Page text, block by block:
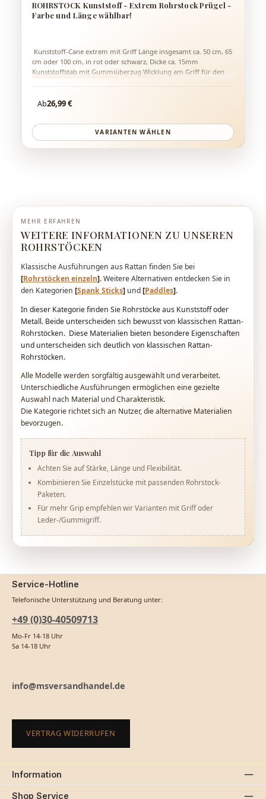
ROHRSTOCK Kunststoff - Extrem Rohrstock Prügel -
Farbe und Länge wählbar!
Kunststoff-Cane extrem mit Griff Länge insgesamt ca. 50 cm, 65
cm oder 100 cm, in rot oder schwarz, Dicke ca. 15mm
Kunststoffstab mit Gummiüberzug Wicklung am Griff für den
tut weh...natürlich je nach Schlagstärke!
Ab26,99 €
VARIANTEN WÄHLEN
MEHR ERFAHREN
WEITERE INFORMATIONEN ZU UNSEREN
ROHRSTÖCKEN
Klassische Ausführungen aus Rattan finden Sie bei
[Rohrstöcken einzeln]. Weitere Alternativen entdecken Sie in
den Kategorien[Spank Sticks] und[Paddles].
In dieser Kategorie finden Sie Rohrstöcke aus Kunststoff oder
Metall. Beide unterscheiden sich bewusst von klassischen Rattan-
Rohrstöcken. Diese Materialien bieten besondere Eigenschaften
und unterscheiden sich deutlich von klassischen Rattan-
Rohrstöcken.
Alle Modelle werden sorgfältig ausgewählt und verarbeitet.
Unterschiedliche Ausführungen ermöglichen eine gezielte
Auswahl nach Material und Charakteristik.
Die Kategorie richtet sich an Nutzer, die alternative Materialien
bevorzugen.
Tipp für die Auswahl
Achten Sie auf Stärke, Länge und Flexibilität.
Kombinieren Sie Einzelstücke mit passenden Rohrstock-
Paketen.
Für mehr Grip empfehlen wir Varianten mit Griff oder
Leder-/Gummigriff.
Service-Hotline
Telefonische Unterstützung und Beratung unter:
+49 (0)30-40509713
Mo-Fr 14-18 Uhr
Sa 14-18 Uhr
info@msversandhandel.de
VERTRAG WIDERRUFEN
Information
Shop Service